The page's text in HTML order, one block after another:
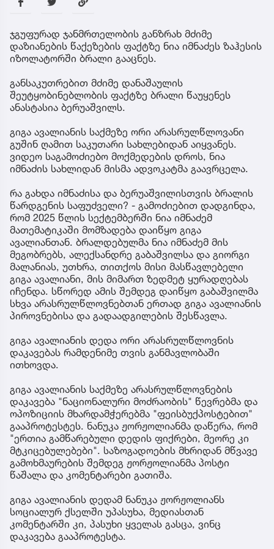
ჯგუფურად ჯანმრთელობის განზრახ მძიმე
დაზიანების წაქეზების ფაქტზე ნია იმნაძეს ზაჰესის
იზოლატორში ბრალი გააცნეს.
განსაკუთრებით მძიმე დანაშაულის
შეუტყობინებლობის ფაქტზე ბრალი წაუყენეს
ანასტასია ბერუაშვილს.
გიგა ავალიანის საქმეზე ორი არასრულწლოვანი
გუშინ ღამით საკუთარი სახლებიდან აიყვანეს.
ვიდეო საგამოძიებო მოქმედების დროს, ნია
იმნაძის სახლიდან მისმა ადვოკატმა გაავრცელა.
რა გახდა იმნაძისა და ბერუაშვილისთვის ბრალის
წარდგენის საფუძველი? - გამოძიებით დადგინდა,
რომ 2025 წლის სექტემბერში ნია იმნაძემ
მათემატიკაში მომზადება დაიწყო გიგა
ავალიანთან. ბრალდებულმა ნია იმნაძემ მის
მეგობრებს, ალექსანდრე გაბაშვილსა და გიორგი
მალანიას, უთხრა, თითქოს მისი მასწავლებელი
გიგა ავალიანი, მის მიმართ ზედმეტ ყურადღებას
იჩენდა. სწორედ ამის შემდეგ დაიწყო გაბაშვილმა
სხვა არასრულწლოვნებთან ერთად გიგა ავალიანის
პიროვნებისა და გადაადგილების შესწავლა.
გიგა ავალიანის დედა ორი არასრულწლოვნის
დაკავებას რამდენიმე თვის განმავლობაში
ითხოვდა.
გიგა ავალიანის საქმეზე არასრულწლოვნების
დაკავება "ნაციონალური მოძრაობის" წევრებმა და
ოპოზიციის მხარდამჭერებმა "ფეისბუქპოსტებით"
გააპროტესტეს. ნანუკა ჟორჟოლიანმა დაწერა, რომ
"ერთია გამწარებული დედის ფიქრები, მეორე კი
მტკიცებულებები". საზოგადოების მხრიდან მწვავე
გამოხმაურების შემდეგ ჟორჟოლიანმა პოსტი
წაშალა და კომენტარები გათიშა.
გიგა ავალიანის დედამ ნანუკა ჟორჟოლიანს
სოციალურ ქსელში უპასუხა, მედიასთან
კომენტარში კი, პასუხი ყველას გასცა, ვინც
დაკავება გააპროტესტა.